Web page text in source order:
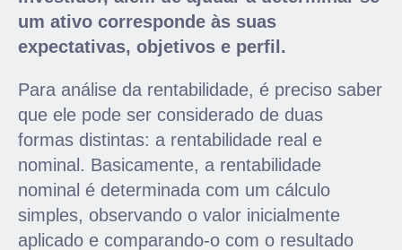
um ativo corresponde às suas
expectativas, objetivos e perfil.
Para análise da rentabilidade, é preciso saber
que ele pode ser considerado de duas
formas distintas: a rentabilidade real e
nominal. Basicamente, a rentabilidade
nominal é determinada com um cálculo
simples, observando o valor inicialmente
aplicado e comparando-o com o resultado